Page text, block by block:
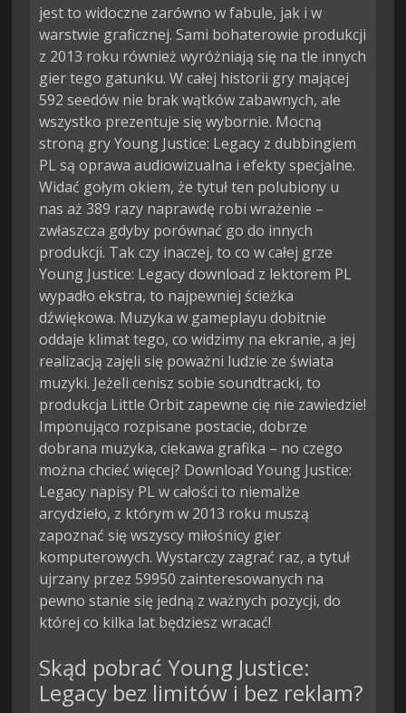
jest to widoczne zarówno w fabule, jak i w
warstwie graficznej. Sami bohaterowie produkcji
z 2013 roku również wyróżniają się na tle innych
gier tego gatunku. W całej historii gry mającej
592 seedów nie brak wątków zabawnych, ale
wszystko prezentuje się wybornie. Mocną
stroną gry Young Justice: Legacy z dubbingiem
PL są oprawa audiowizualna i efekty specjalne.
Widać gołym okiem, że tytuł ten polubiony u
nas aż 389 razy naprawdę robi wrażenie –
zwłaszcza gdyby porównać go do innych
produkcji. Tak czy inaczej, to co w całej grze
Young Justice: Legacy download z lektorem PL
wypadło ekstra, to najpewniej ścieżka
dźwiękowa. Muzyka w gameplayu dobitnie
oddaje klimat tego, co widzimy na ekranie, a jej
realizacją zajęli się poważni ludzie ze świata
muzyki. Jeżeli cenisz sobie soundtracki, to
produkcja Little Orbit zapewne cię nie zawiedzie!
Imponująco rozpisane postacie, dobrze
dobrana muzyka, ciekawa grafika – no czego
można chcieć więcej? Download Young Justice:
Legacy napisy PL w całości to niemalże
arcydzieło, z którym w 2013 roku muszą
zapoznać się wszyscy miłośnicy gier
komputerowych. Wystarczy zagrać raz, a tytuł
ujrzany przez 59950 zainteresowanych na
pewno stanie się jedną z ważnych pozycji, do
której co kilka lat będziesz wracać!
Skąd pobrać Young Justice:
Legacy bez limitów i bez reklam?